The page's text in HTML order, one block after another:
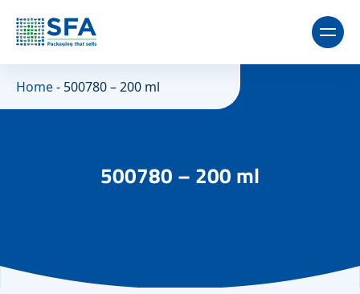
Home- 500780 – 200 ml
500780 – 200 ml